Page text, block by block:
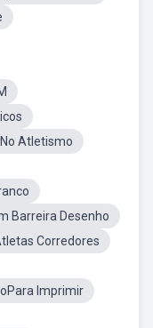
Atletismo
Barreira Desenho
Corredores
Imprimir